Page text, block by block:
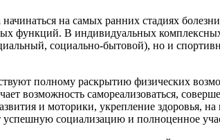
на самых ранних стадиях
функций. В индивидуальных
социально-бытовой), но и
полному раскрытию физических
возможность самореализоваться,
и моторики, укрепление
успешную социализацию и полноценное